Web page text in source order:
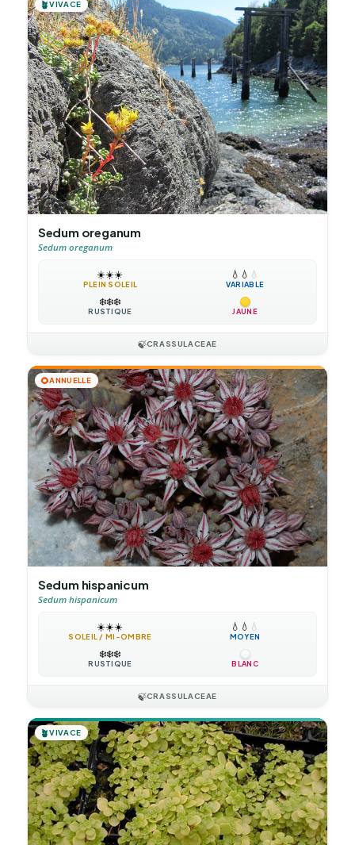
🪴VIVACE
Sedum oreganum
Sedum oreganum
☀️☀️☀️
PLEIN SOLEIL
💧 💧 💧
VARIABLE
❄️❄️❄️
RUSTIQUE JAUNE
🍃CRASSULACEAE
🌻ANNUELLE
Sedum hispanicum
Sedum hispanicum
☀️☀️☀️
SOLEIL / MI-OMBRE
💧 💧 💧
MOYEN
❄️❄️❄️
RUSTIQUE BLANC
🍃CRASSULACEAE
🪴VIVACE